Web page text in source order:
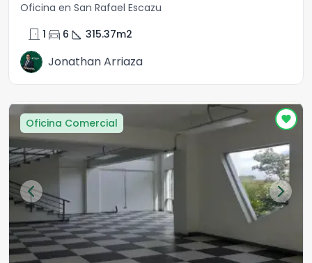
Oficina en San Rafael Escazu
door_front 1 directions_car 6 square_foot 315.37m2
Jonathan Arriaza
Oficina Comercial